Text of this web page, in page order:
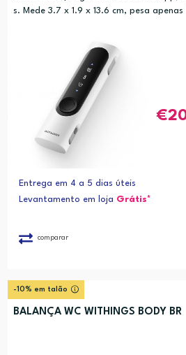
s. Mede 3.7 x 1.9 x 13.6 cm, pesa
Entrega em 4 a 5 dias úteis
Levantamento em loja Grátis*
comparar
-10% em talão
BALANÇA WC WITHINGS BODY BR